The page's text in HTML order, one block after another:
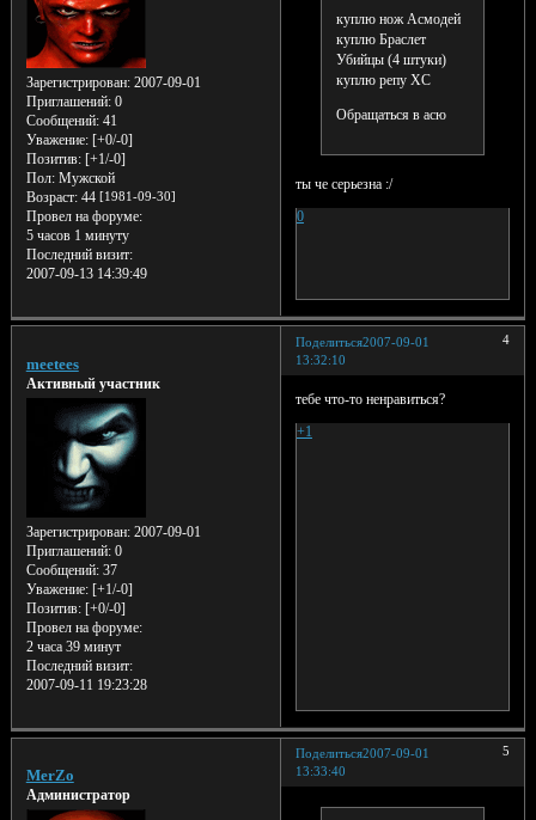
Зарегистрирован: 2007-09-01
Приглашений:0
Сообщений:41
Уважение: [+0/-0]
Позитив: [+1/-0]
Пол:Мужской
Возраст:44 [1981-09-30]
Провел на форуме:
5 часов 1 минуту
Последний визит:
2007-09-13 14:39:49
куплю нож Асмодей
куплю Браслет
Убийцы (4 штуки)
куплю репу ХС
Обращаться в асю
ты че серьезна :/
0
Поделиться 4
2007-09-01
13:32:10
meetees
Активный участник
Зарегистрирован: 2007-09-01
Приглашений:0
Сообщений:37
Уважение: [+1/-0]
Позитив: [+0/-0]
Провел на форуме:
2 часа 39 минут
Последний визит:
2007-09-11 19:23:28
тебе что-то ненравиться?
+1
Поделиться 5
2007-09-01
13:33:40
MerZo
Администратор